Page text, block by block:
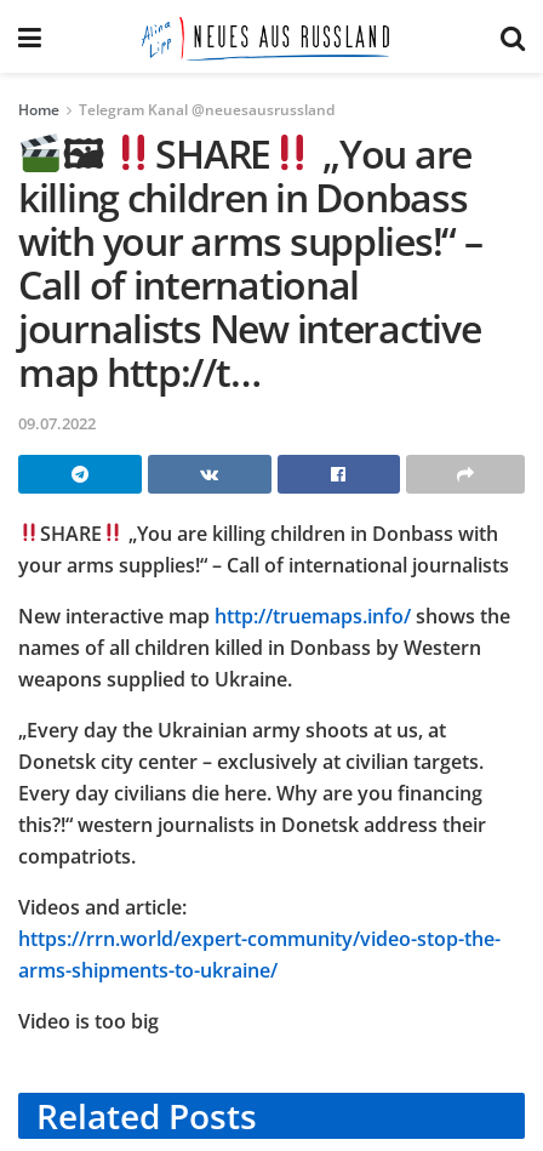
Home Telegram Kanal @neuesausrussland
🖼 SHARE
„You are
killing children in Donbass
with your arms supplies!“ –
Call of international
journalists New interactive
map http://t…
09.07.2022
SHARE
„You are killing children in Donbass with
your arms supplies!“ – Call of international journalists
New interactive map http://truemaps.info/shows the
names of all children killed in Donbass by Western
weapons supplied to Ukraine.
„Every day the Ukrainian army shoots at us, at
Donetsk city center – exclusively at civilian targets.
Every day civilians die here. Why are you financing
this?!“ western journalists in Donetsk address their
compatriots.
Videos and article:
https://rrn.world/expert-community/video-stop-the-
arms-shipments-to-ukraine/
Video is too big
Related Posts
TELEGRAM KANAL @NEUESAUSRUSSLAND